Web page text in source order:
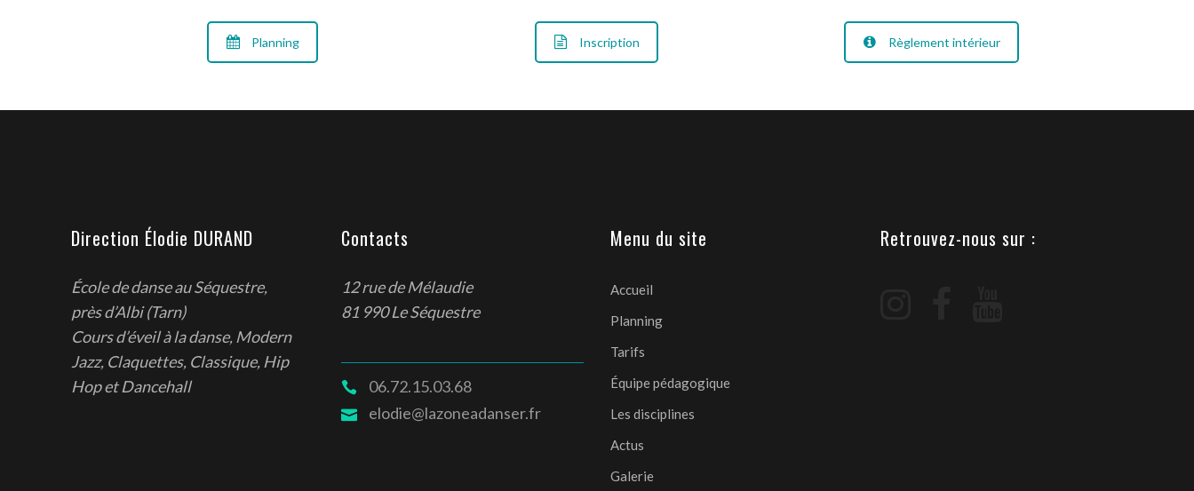
Planning Inscription Règlement intérieur
Direction Élodie DURAND
École de danse au Séquestre,
près d’Albi (Tarn)
Cours d’éveil à la danse, Modern
Jazz, Claquettes, Classique, Hip
Hop et Dancehall
Contacts
12 rue de Mélaudie
81 990 Le Séquestre
06.72.15.03.68
elodie@lazoneadanser.fr
Menu du site
Accueil
Planning
Tarifs
Équipe pédagogique
Les disciplines
Actus
Galerie
Retrouvez-nous sur :